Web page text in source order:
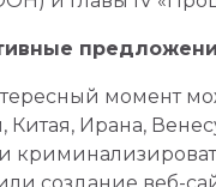
момент
Китая, Ирана,